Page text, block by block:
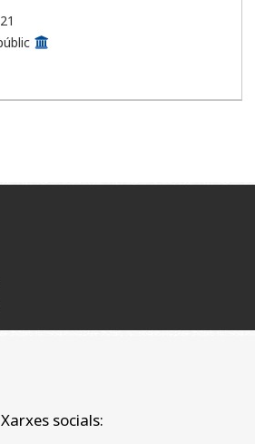
Xarxes socials: